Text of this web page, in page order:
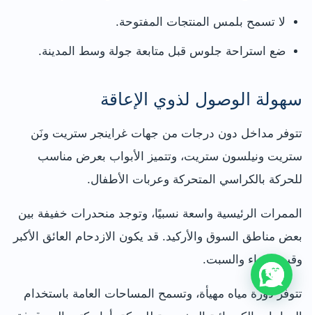
لا تسمح بلمس المنتجات المفتوحة.
ضع استراحة جلوس قبل متابعة جولة وسط المدينة.
سهولة الوصول لذوي الإعاقة
تتوفر مداخل دون درجات من جهات غراينجر ستريت ونَن
ستريت ونيلسون ستريت، وتتميز الأبواب بعرض مناسب
للحركة بالكراسي المتحركة وعربات الأطفال.
الممرات الرئيسية واسعة نسبيًا، وتوجد منحدرات خفيفة بين
بعض مناطق السوق والأركيد. قد يكون الازدحام العائق الأكبر
وقت الغداء والسبت.
تتوفر دورة مياه مهيأة، وتسمح المساحات العامة باستخدام